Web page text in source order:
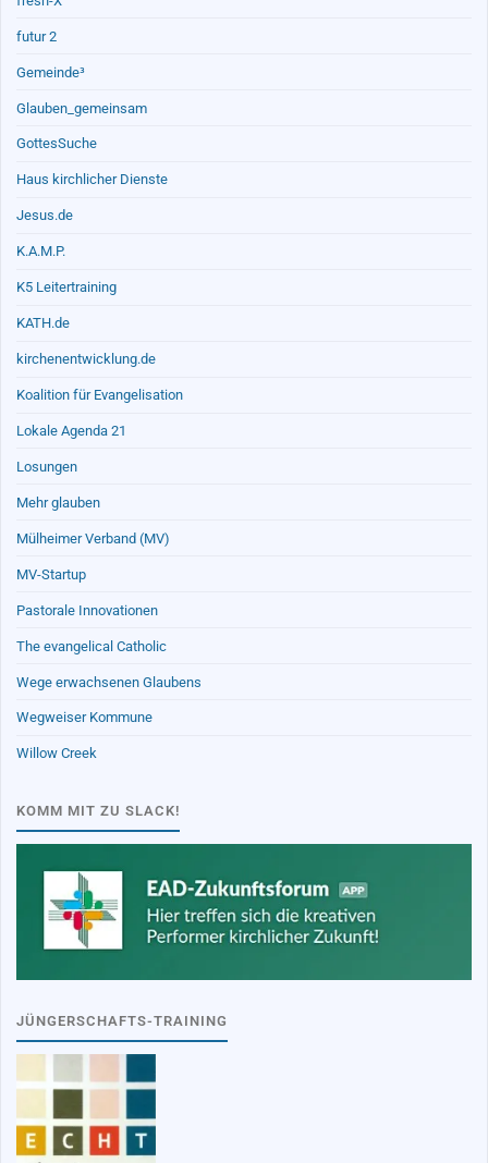
futur 2
Gemeinde³
Glauben_gemeinsam
GottesSuche
Haus kirchlicher Dienste
Jesus.de
K.A.M.P.
K5 Leitertraining
KATH.de
kirchenentwicklung.de
Koalition für Evangelisation
Lokale Agenda 21
Losungen
Mehr glauben
Mülheimer Verband (MV)
MV-Startup
Pastorale Innovationen
The evangelical Catholic
Wege erwachsenen Glaubens
Wegweiser Kommune
Willow Creek
KOMM MIT ZU SLACK!
JÜNGERSCHAFTS-TRAINING